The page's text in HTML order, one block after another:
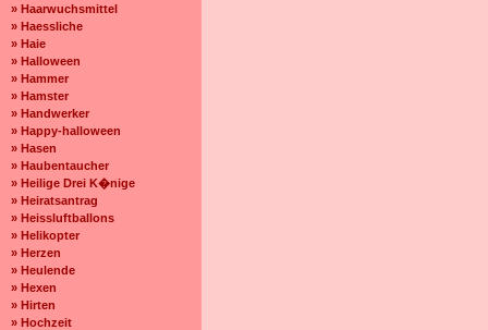
» Haarwuchsmittel
» Haessliche
» Haie
» Halloween
» Hammer
» Hamster
» Handwerker
» Happy-halloween
» Hasen
» Haubentaucher
» Heilige Drei K�nige
» Heiratsantrag
» Heissluftballons
» Helikopter
» Herzen
» Heulende
» Hexen
» Hirten
» Hochzeit